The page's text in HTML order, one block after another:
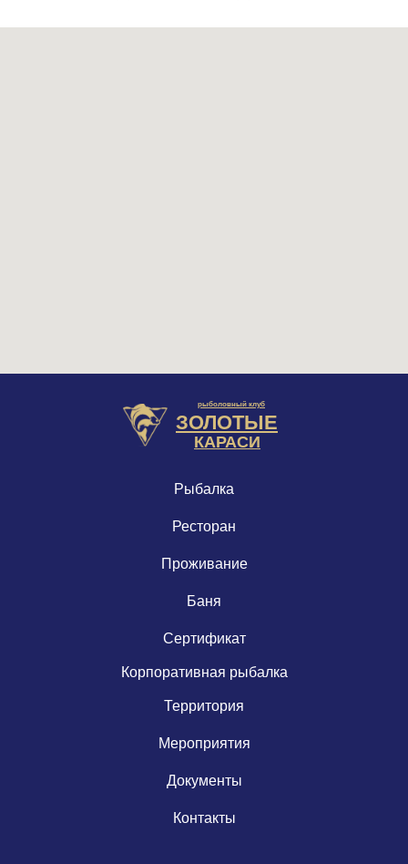
Рыбалка
Проживание
Ресторан
Баня
ЗОЛОТЫЕ
рыболовный клуб
КАРАСИ
Мероприятия
Территория
Корпоративная рыбалка
Сертификат
Документы
Контакты